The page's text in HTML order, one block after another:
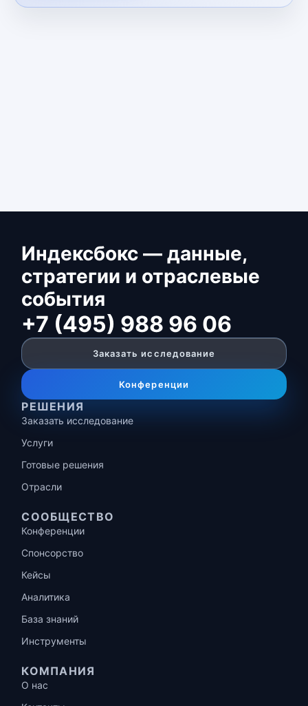
Индексбокс — данные,
стратегии и отраслевые
события
+7 (495) 988 96 06
Заказать исследование
Конференции
РЕШЕНИЯ
Заказать исследование
Услуги
Готовые решения
Отрасли
СООБЩЕСТВО
Конференции
Спонсорство
Кейсы
Аналитика
База знаний
Инструменты
КОМПАНИЯ
О нас